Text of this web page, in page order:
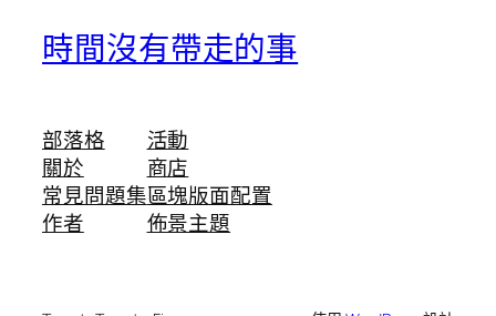
時間沒有帶走的事
部落格
關於
常見問題集
作者
活動
商店
區塊版面配置
佈景主題